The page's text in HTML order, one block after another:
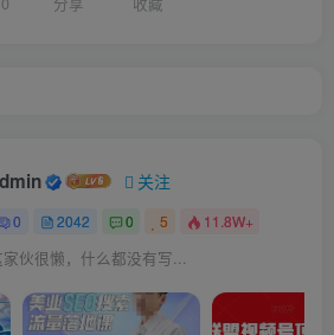
关注
0 2042 0 5 11.8W+
家伙很懒，什么都没有写...